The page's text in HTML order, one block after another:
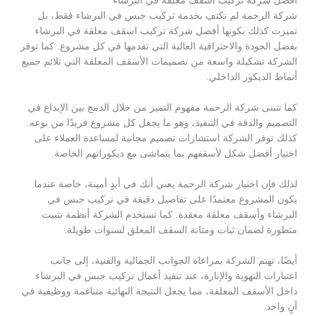
شركة الرحمة لم تكتفِ بخدمة تركيب جبس في البرشاء فقط، بل
تميزت كذلك بكونها أفضل شركة تركيب اسقف معلقة في البرشاء
بفضل الجودة والاحترافية العالية التي تقدمها في كل مشروع. كما توفر
الشركة تشكيلة واسعة من تصميمات الأسقف المعلقة التي تلائم جميع
أنماط الديكور الداخلي.
كما تتبنى شركة الرحمة مفهوم التميز من خلال الدمج بين الإبداع في
التصميم والدقة في التنفيذ، وهو ما يجعل كل مشروع فريدًا من نوعه.
كذلك توفر الشركة استشارات تصميم مجانية لمساعدة العملاء على
اختيار أفضل شكل لأسقفهم بما يتماشى مع ديكوراتهم الخاصة.
لذلك فإن اختيار شركة الرحمة يعني أنك في أيدٍ أمينة، خاصة عندما
يكون المشروع معتمدًا على تفاصيل دقيقة في تركيب جبس في
البرشاء وأسقف معلقة معقدة. كما تستخدم الشركة أنظمة تثبيت
متطورة لضمان ثبات ومتانة السقف المعلق لسنوات طويلة.
أيضًا، تهتم الشركة بمراعاة الجوانب الجمالية والفنية، إلى جانب
اعتبارات التهوية والإنارة، عند تنفيذ أعمال تركيب جبس في البرشاء
داخل الأسقف المعلقة، مما يجعل النتيجة النهائية متناغمة ووظيفية في
آنٍ واحد.